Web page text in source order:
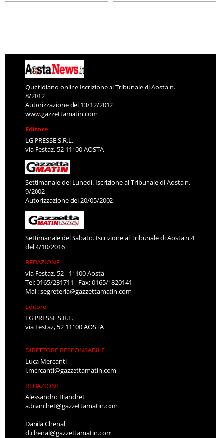
Quotidiano online Iscrizione al Tribunale di Aosta n.
8/2012
Autorizzazione del 13/12/2012
www.gazzettamatin.com
Editore
LG PRESSE S.R.L.
via Festaz, 52 11100 AOSTA
Settimanale del Lunedì. Iscrizione al Tribunale di Aosta n.
9/2002
Autorizzazione del 20/05/2002
Settimanale del Sabato. Iscrizione al Tribunale di Aosta n.4
del 4/10/2016
REDAZIONE
via Festaz, 52 - 11100 Aosta
Tel: 0165/231711 - Fax: 0165/1820141
Mail:segreteria@gazzettamatin.com
Editore
LG PRESSE S.R.L.
via Festaz, 52 11100 AOSTA
DIRETTORE RESPONSABILE
Luca Mercanti
l.mercanti@gazzettamatin.com
REDAZIONE
Alessandro Bianchet
a.bianchet@gazzettamatin.com
Danila Chenal
d.chenal@gazzettamatin.com